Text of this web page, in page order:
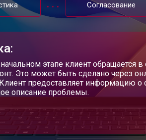
Согласование
этапе клиент обращается
Это может быть сделано через
предоставляет информацию
описание проблемы.